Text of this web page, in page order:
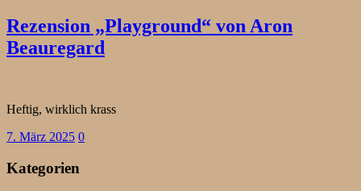
Rezension „Playground“ von Aron
Beauregard
Heftig, wirklich krass
7. März 2025 0
Kategorien